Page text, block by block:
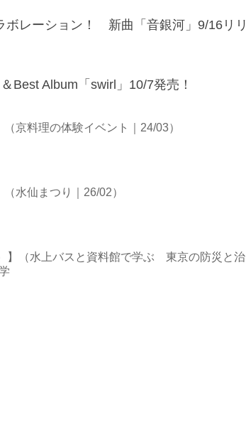
ボレーション！ 新曲「音銀河」9/16リリ
Best Album「swirl」10/7発売！
京料理の体験イベント｜24/03）
水仙まつり｜26/02）
（水上バスと資料館で学ぶ 東京の防災と治